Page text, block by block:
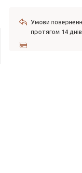
протягом 14 днів